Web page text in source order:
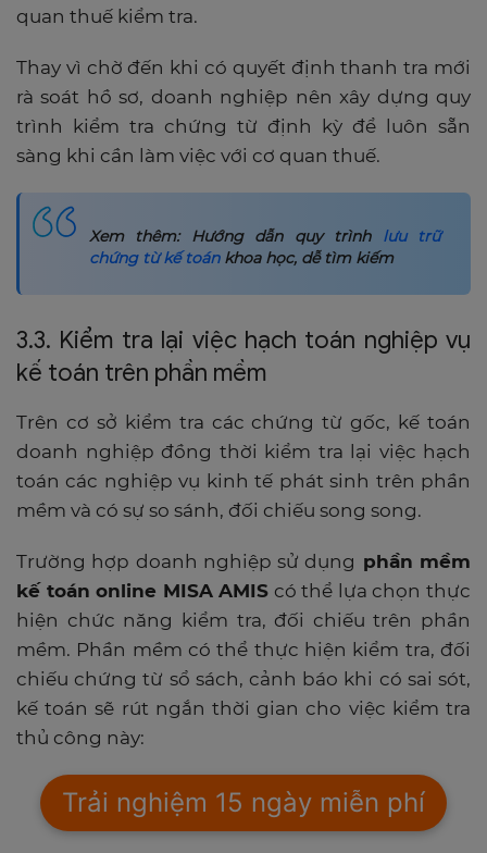
quan thuế kiểm tra.
Thay vì chờ đến khi có quyết định thanh tra mới
rà soát hồ sơ, doanh nghiệp nên xây dựng quy
trình kiểm tra chứng từ định kỳ để luôn sẵn
sàng khi cần làm việc với cơ quan thuế.
Xem thêm: Hướng dẫn quy trình lưu trữ
chứng từ kế toánkhoa học, dễ tìm kiếm
3.3. Kiểm tra lại việc hạch toán nghiệp vụ
kế toán trên phần mềm
Trên cơ sở kiểm tra các chứng từ gốc, kế toán
doanh nghiệp đồng thời kiểm tra lại việc hạch
toán các nghiệp vụ kinh tế phát sinh trên phần
mềm và có sự so sánh, đối chiếu song song.
Trường hợp doanh nghiệp sử dụng phần mềm
kế toán online MISA AMIS có thể lựa chọn thực
hiện chức năng kiểm tra, đối chiếu trên phần
mềm. Phần mềm có thể thực hiện kiểm tra, đối
chiếu chứng từ sổ sách, cảnh báo khi có sai sót,
kế toán sẽ rút ngắn thời gian cho việc kiểm tra
thủ công này:
Trải nghiệm 15 ngày miễn phí